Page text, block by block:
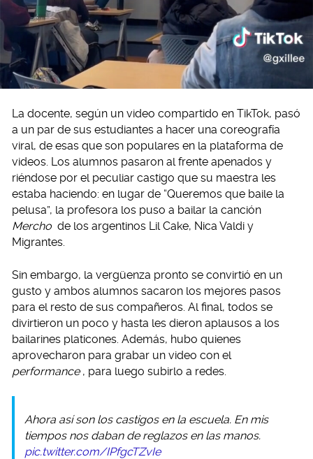
La docente, según un video compartido en TikTok, pasó
a un par de sus estudiantes a hacer una coreografía
viral, de esas que son populares en la plataforma de
videos. Los alumnos pasaron al frente apenados y
riéndose por el peculiar castigo que su maestra les
estaba haciendo: en lugar de “Queremos que baile la
pelusa”, la profesora los puso a bailar la canción
Mercho de los argentinos Lil Cake, Nica Valdi y
Migrantes.
Sin embargo, la vergüenza pronto se convirtió en un
gusto y ambos alumnos sacaron los mejores pasos
para el resto de sus compañeros. Al final, todos se
divirtieron un poco y hasta les dieron aplausos a los
bailarines platicones. Además, hubo quienes
aprovecharon para grabar un video con el
performance , para luego subirlo a redes.
Ahora así son los castigos en la escuela. En mis
tiempos nos daban de reglazos en las manos.
pic.twitter.com/IPfgcTZvIe